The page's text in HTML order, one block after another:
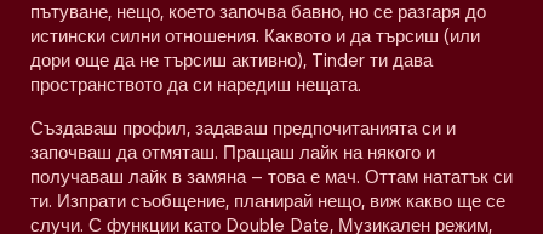
пътуване, нещо, което започва бавно, но се разгаря до
истински силни отношения. Каквото и да търсиш (или
дори още да не търсиш активно), Tinder ти дава
пространството да си наредиш нещата.
Създаваш профил, задаваш предпочитанията си и
започваш да отмяташ. Пращаш лайк на някого и
получаваш лайк в замяна – това е мач. Оттам нататък си
ти. Изпрати съобщение, планирай нещо, виж какво ще се
случи. С функции като Double Date, Музикален режим,